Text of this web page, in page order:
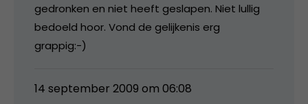
gedronken en niet heeft geslapen. Niet lullig
bedoeld hoor. Vond de gelijkenis erg
grappig:-)
14 september 2009 om 06:08